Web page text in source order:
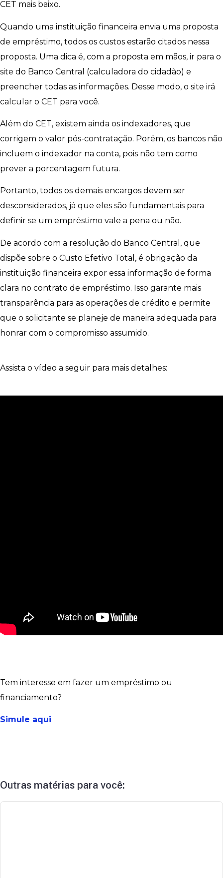
CET mais baixo.
Quando uma instituição financeira envia uma proposta
de empréstimo, todos os custos estarão citados nessa
proposta. Uma dica é, com a proposta em mãos, ir para o
site do Banco Central (calculadora do cidadão) e
preencher todas as informações. Desse modo, o site irá
calcular o CET para você.
Além do CET, existem ainda os indexadores, que
corrigem o valor pós-contratação. Porém, os bancos não
incluem o indexador na conta, pois não tem como
prever a porcentagem futura.
Portanto, todos os demais encargos devem ser
desconsiderados, já que eles são fundamentais para
definir se um empréstimo vale a pena ou não.
De acordo com a resolução do Banco Central, que
dispõe sobre o Custo Efetivo Total, é obrigação da
instituição financeira expor essa informação de forma
clara no contrato de empréstimo. Isso garante mais
transparência para as operações de crédito e permite
que o solicitante se planeje de maneira adequada para
honrar com o compromisso assumido.
Assista o vídeo a seguir para mais detalhes:
Tem interesse em fazer um empréstimo ou
financiamento?
Simule aqui
Outras matérias para você: